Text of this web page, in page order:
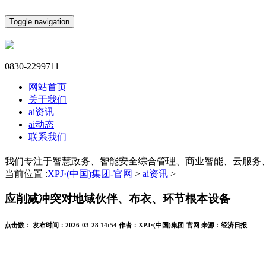
Toggle navigation
0830-2299711
网站首页
关于我们
ai资讯
ai动态
联系我们
我们专注于智慧政务、智能安全综合管理、商业智能、云服务
当前位置 :XPJ·(中国)集团-官网 > ai资讯 >
应削减冲突对地域伙伴、布衣、环节根本设备
点击数： 发布时间： 2026-03-28 14:54 作者： XPJ·(中国)集团-官网 来源： 经济日报